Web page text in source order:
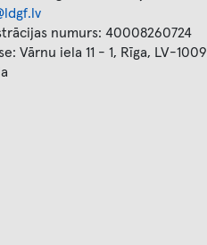
numurs: 40008260724
Vārnu iela 11 - 1, Rīga, LV-1009